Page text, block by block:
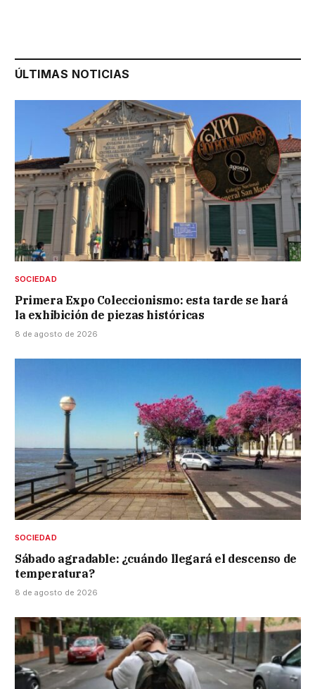
ÚLTIMAS NOTICIAS
SOCIEDAD
Primera Expo Coleccionismo: esta tarde se hará
la exhibición de piezas históricas
8 de agosto de 2026
SOCIEDAD
Sábado agradable: ¿cuándo llegará el descenso de
temperatura?
8 de agosto de 2026